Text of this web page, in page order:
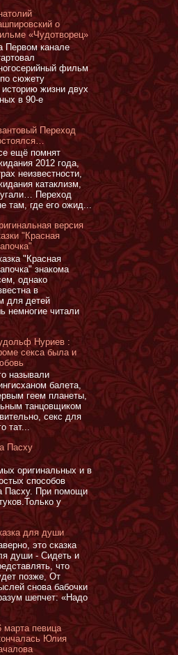
о
«Чудотворец»
Первом канале
фильм
сюжету
жизни двух
в 90-е
Переход
ещё помнят
2012 года,
неизвестности,
катаклизм,
Переход
там, где его ожид...
версия
"Красная
"Красная
знакома
однако
в
для детей
немногие читали
Нуриев :
секса была и
называли
балета,
геем планеты,
танцовщиком
секс для
тат...
Пасху
оригинальных и в
способов
Пасху. При помощи
у
для души
это сказка
души - Сидеть и
что
позже, От
снова бабочки
шепчет: «Надо
марта певица
Юлия